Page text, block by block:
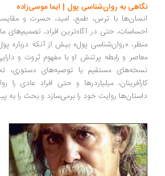
به روان‌شناسی پول | ایما موسی‌زاده
با ترس، طمع، امید، حسرت و مقایسه
حتی در آگاه‌ترین افراد، تصمیم‌های مالی
«روان‌شناسی پول» بیش از آنکه درباره پول باشد،
و رابطه پرتنش او با مفهوم ثروت و دارایی
مستقیم یا توصیه‌های دستوری، تجربه
میلیاردرها و حتی افراد عادی را
روایت خود را برمی‌سازد و بحث را به پیش